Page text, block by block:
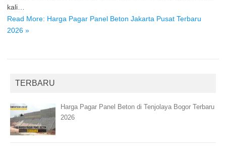
kali…
Read More: Harga Pagar Panel Beton Jakarta Pusat Terbaru
2026 »
TERBARU
Harga Pagar Panel Beton di Tenjolaya Bogor Terbaru
2026